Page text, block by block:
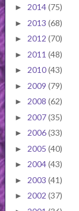
► 2014(75)
► 2013 (68)
► 2012 (70)
► 2011 (48)
► 2010(43)
► 2009 (79)
► 2008 (62)
► 2007(35)
► 2006(33)
► 2005 (40)
► 2004(43)
► 2003 (41)
► 2002 (37)